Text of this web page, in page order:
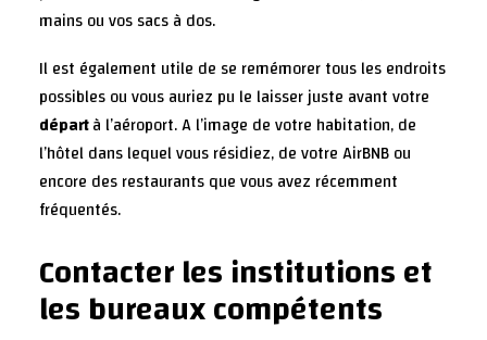
mains ou vos sacs à dos.
Il est également utile de se remémorer tous les endroits
possibles ou vous auriez pu le laisser juste avant votre
départà l’aéroport. A l’image de votre habitation, de
l’hôtel dans lequel vous résidiez, de votre AirBNB ou
encore des restaurants que vous avez récemment
fréquentés.
Contacter les institutions et
les bureaux compétents